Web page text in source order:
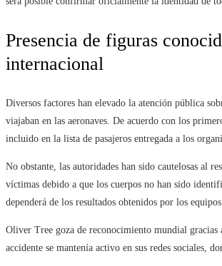
Presencia de figuras
internacional
Diversos factores han elevado la atención pública
viajaban en las aeronaves. De acuerdo con los
incluido en la lista de pasajeros entregada a los
No obstante, las autoridades han sido cautelosas al
víctimas debido a que los cuerpos no han sido
dependerá de los resultados obtenidos por los
Oliver Tree goza de reconocimiento mundial
accidente se mantenía activo en sus redes sociales,